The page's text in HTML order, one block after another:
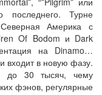
последнего. Турне
Америка с
Of Bodom и Dark
на Dinamo…
входит в новую фазу.
до 30 тысяч, чему
фэнов, регулярные